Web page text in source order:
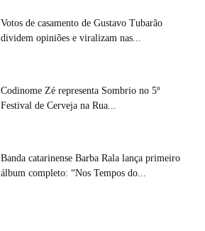
Votos de casamento de Gustavo Tubarão
dividem opiniões e viralizam nas...
Codinome Zé representa Sombrio no 5º
Festival de Cerveja na Rua...
Banda catarinense Barba Rala lança primeiro
álbum completo: “Nos Tempos do...